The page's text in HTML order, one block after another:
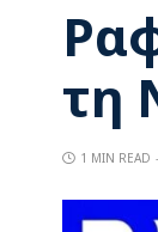
τη
1 MIN READ